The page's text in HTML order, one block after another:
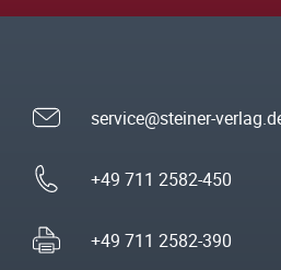
service@steiner-
+49 711 2582-450
+49 711 2582-390